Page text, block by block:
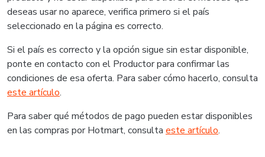
deseas usar no aparece, verifica primero si el país
seleccionado en la página es correcto.
Si el país es correcto y la opción sigue sin estar disponible,
ponte en contacto con el Productor para confirmar las
condiciones de esa oferta. Para saber cómo hacerlo, consulta
este artículo.
Para saber qué métodos de pago pueden estar disponibles
en las compras por Hotmart, consulta este artículo.